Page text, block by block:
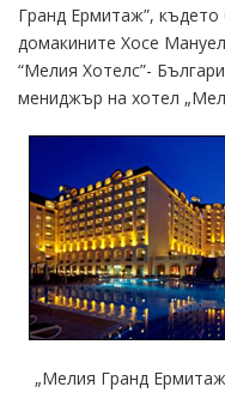
Гранд Ермитаж”,
домакините Хосе
“Мелия Хотелс”-
мениджър на хотел
„Мелия Гранд